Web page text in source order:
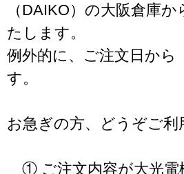
（DAIKO）の大阪倉庫
たします。
例外的に、ご注文日か
す。
お急ぎの方、どうぞご利
① ご注文内容が大光電